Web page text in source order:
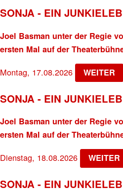
SONJA - EIN
Joel Basman unter der Regie
ersten Mal auf der
Montag, 17.08.2026 WEITER
SONJA - EIN
Joel Basman unter der Regie
ersten Mal auf der
Dienstag, 18.08.2026 WEITER
SONJA - EIN